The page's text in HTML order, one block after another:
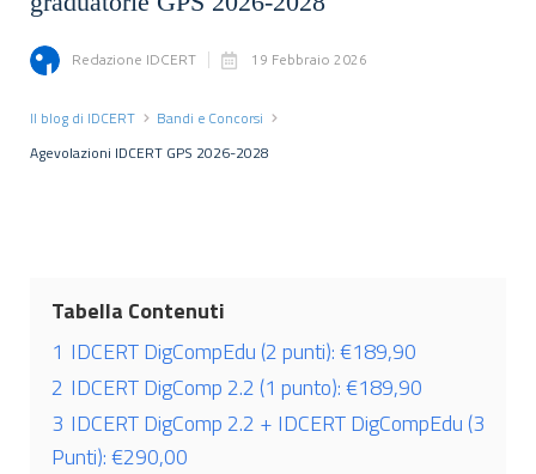
Redazione IDCERT 19 Febbraio 2026
Il blog di IDCERT
Bandi e Concorsi
Agevolazioni IDCERT GPS 2026-2028
Tabella Contenuti
1 IDCERT DigCompEdu (2 punti): €189,90
2 IDCERT DigComp 2.2 (1 punto): €189,90
3 IDCERT DigComp 2.2 + IDCERT DigCompEdu (3
Punti): €290,00